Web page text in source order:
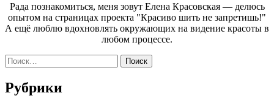
Рада познакомиться, меня зовут Елена Красовская — делюсь
опытом на страницах проекта "Красиво шить не запретишь!"
А ещё люблю вдохновлять окружающих на видение красоты в
любом процессе.
Найти:
Рубрики